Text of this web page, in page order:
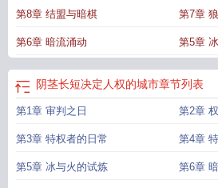
第8章 结盟与暗棋 第7章
第6章 暗流涌动 第5章
阴茎长短决定人权的城市章节列表
第1章 审判之日 第2章
第3章 特权者的日常 第4章
第5章 冰与火的试炼 第6章